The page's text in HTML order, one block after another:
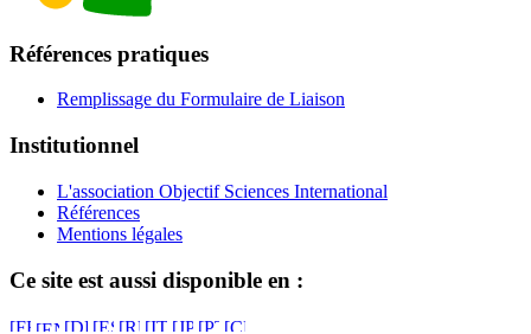
Références pratiques
Remplissage du Formulaire de Liaison
Institutionnel
L'association Objectif Sciences International
Références
Mentions légales
Ce site est aussi disponible en :